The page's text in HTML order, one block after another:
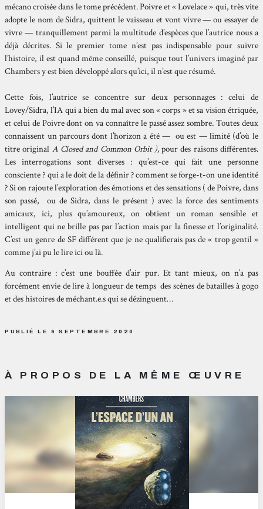
mécano croisée dans le tome précédent. Poivre et « Lovelace » qui, très vite
adopte le nom de Sidra, quittent le vaisseau et vont vivre — ou essayer de
vivre — tranquillement parmi la multitude d’espèces que l’autrice nous a
déjà décrites. Si le premier tome n’est pas indispensable pour suivre
l’histoire, il est quand même conseillé, puisque tout l’univers imaginé par
Chambers y est bien développé alors qu’ici, il n’est que résumé.
Cette fois, l’autrice se concentre sur deux personnages : celui de
Lovey/Sidra, l’IA qui a bien du mal avec son « corps » et sa vision étriquée,
et celui de Poivre dont on va connaître le passé assez sombre. Toutes deux
connaissent un parcours dont l’horizon a été — ou est — limité (d’où le
titre original A Closed and Common Orbit ), pour des raisons différentes.
Les interrogations sont diverses : qu’est-ce qui fait une personne
consciente ? qui a le doit de la définir ? comment se forge-t-on une identité
? Si on rajoute l’exploration des émotions et des sensations ( de Poivre, dans
son passé, ou de Sidra, dans le présent ) avec la force des sentiments
amicaux, ici, plus qu’amoureux, on obtient un roman sensible et
intelligent qui ne brille pas par l’action mais par la finesse et l’originalité.
C’est un genre de SF différent que je ne qualifierais pas de « trop gentil »
comme j’ai pu le lire ici ou là.
Au contraire : c’est une bouffée d’air pur. Et tant mieux, on n’a pas
forcément envie de lire à longueur de temps des scènes de batailles à gogo
et des histoires de méchant.e.s qui se dézinguent…
PUBLIÉ LE 9 SEPTEMBRE 2020
À PROPOS DE LA MÊME ŒUVRE